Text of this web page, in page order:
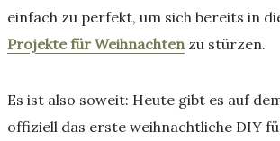
einfach zu perfekt, um sich bereits in
Projekte für Weihnachten zu stürzen.
Es ist also soweit: Heute gibt es auf
offiziell das erste weihnachtliche DIY